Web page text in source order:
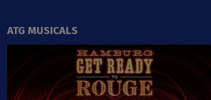
ATG MUSICALS